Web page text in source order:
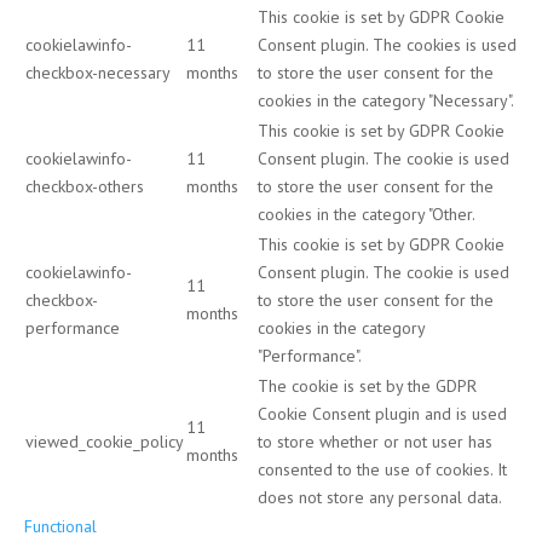
cookielawinfo-
checkbox-necessary
11
months
This cookie is set by GDPR Cookie
Consent plugin. The cookies is used
to store the user consent for the
cookies in the category "Necessary".
cookielawinfo-
checkbox-others
11
months
This cookie is set by GDPR Cookie
Consent plugin. The cookie is used
to store the user consent for the
cookies in the category "Other.
cookielawinfo-
checkbox-
performance
11
months
This cookie is set by GDPR Cookie
Consent plugin. The cookie is used
to store the user consent for the
cookies in the category
"Performance".
viewed_cookie_policy
11
months
The cookie is set by the GDPR
Cookie Consent plugin and is used
to store whether or not user has
consented to the use of cookies. It
does not store any personal data.
Functional